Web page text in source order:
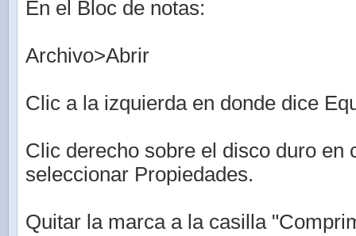
En el Bloc de notas:
Archivo>Abrir
Clic a la izquierda en donde dice
Clic derecho sobre el disco duro en
seleccionar Propiedades.
Quitar la marca a la casilla